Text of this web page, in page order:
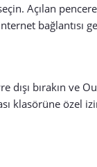
Açılan
bağlantısı
dışı bırakın ve
klasörüne özel